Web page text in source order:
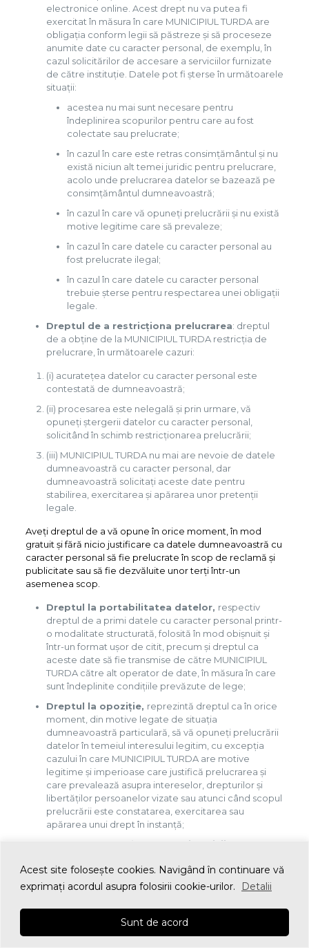
Acest site foloseşte cookies. Navigând în continuare vă
exprimaţi acordul asupra folosirii cookie-urilor.
Detalii
Sunt de acord
electronice online. Acest drept nu va putea fi
exercitat în măsura în care MUNICIPIUL TURDA are
obligația conform legii să păstreze și să proceseze
anumite date cu caracter personal, de exemplu, în
cazul solicitărilor de accesare a serviciilor furnizate
de către instituție. Datele pot fi șterse în următoarele
situații:
acestea nu mai sunt necesare pentru
îndeplinirea scopurilor pentru care au fost
colectate sau prelucrate;
în cazul în care este retras consimțământul și nu
există niciun alt temei juridic pentru prelucrare,
acolo unde prelucrarea datelor se bazează pe
consimțământul dumneavoastră;
în cazul în care vă opuneți prelucrării și nu există
motive legitime care să prevaleze;
în cazul în care datele cu caracter personal au
fost prelucrate ilegal;
în cazul în care datele cu caracter personal
trebuie șterse pentru respectarea unei obligații
legale.
Dreptul de a restricționa prelucrarea: dreptul
de a obține de la MUNICIPIUL TURDA restricția de
prelucrare, în următoarele cazuri:
(i) acuratețea datelor cu caracter personal este
contestată de dumneavoastră;
(ii) procesarea este nelegală și prin urmare, vă
opuneți ștergerii datelor cu caracter personal,
solicitând în schimb restricționarea prelucrării;
(iii) MUNICIPIUL TURDA nu mai are nevoie de datele
dumneavoastră cu caracter personal, dar
dumneavoastră solicitați aceste date pentru
stabilirea, exercitarea și apărarea unor pretenții
legale.
Aveți dreptul de a vă opune în orice moment, în mod
gratuit și fără nicio justificare ca datele dumneavoastră cu
caracter personal să fie prelucrate în scop de reclamă și
publicitate sau să fie dezvăluite unor terți într-un
asemenea scop.
Dreptul la portabilitatea datelor, respectiv
dreptul de a primi datele cu caracter personal printr-
o modalitate structurată, folosită în mod obișnuit și
într-un format ușor de citit, precum și dreptul ca
aceste date să fie transmise de către MUNICIPIUL
TURDA către alt operator de date, în măsura în care
sunt îndeplinite condițiile prevăzute de lege;
Dreptul la opoziție, reprezintă dreptul ca în orice
moment, din motive legate de situația
dumneavoastră particulară, să vă opuneți prelucrării
datelor în temeiul interesului legitim, cu excepția
cazului în care MUNICIPIUL TURDA are motive
legitime și imperioase care justifică prelucrarea și
care prevalează asupra intereselor, drepturilor și
libertăților persoanelor vizate sau atunci când scopul
prelucrării este constatarea, exercitarea sau
apărarea unui drept în instanță;
Dreptul de a nu fi supus unei decizii
fi subiectul unei decizii luate exclusiv pe baza unor
activități de prelucrare automate, inclusiv crearea de
afectează în mod similar într-o măsură semnificativă;